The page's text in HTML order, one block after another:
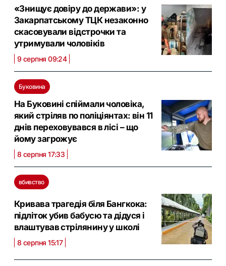
«Знищує довіру до держави»: у
Закарпатському ТЦК незаконно
скасовували відстрочки та
утримували чоловіків
9 серпня 09:24
Буковина
На Буковині спіймали чоловіка,
який стріляв по поліціянтах: він 11
днів переховувався в лісі – що
йому загрожує
8 серпня 17:33
вбивство
Кривава трагедія біля Бангкока:
підліток убив бабусю та дідуся і
влаштував стрілянину у школі
8 серпня 15:17